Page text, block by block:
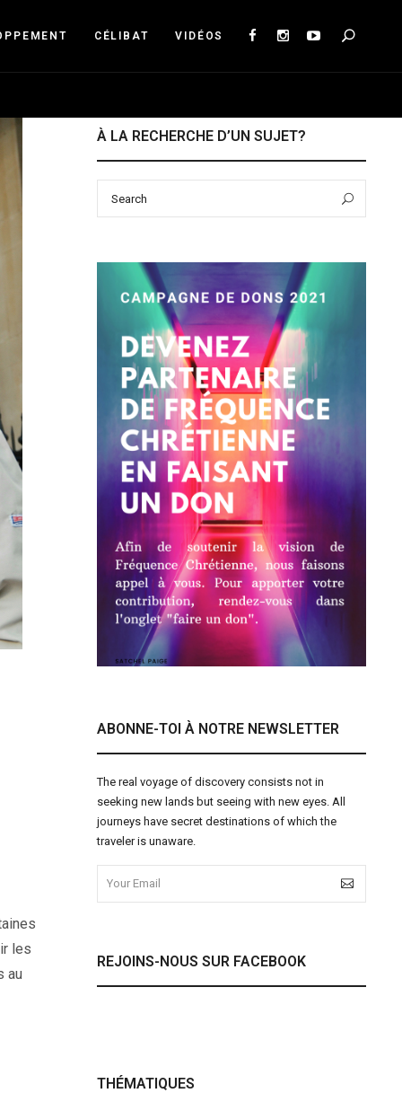
CÉLIBAT VIDÉOS
les
au
À LA RECHERCHE D’UN SUJET?
ABONNE-TOI À NOTRE NEWSLETTER
The real voyage of discovery consists not in
seeking new lands but seeing with new eyes. All
journeys have secret destinations of which the
traveler is unaware.
REJOINS-NOUS SUR FACEBOOK
THÉMATIQUES